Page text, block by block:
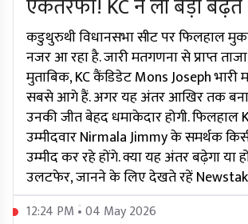
एकतरफा! KC ने ली बड़ी बढ़त
कडुथुरुथी विधानसभा सीट पर फिलहाल
नजर आ रहा है. जारी मतगणना से प्राप्त
मुताबिक, KC कैंडिडेट Mons Joseph
सबसे आगे हैं. अगर यह अंतर आखिर तक बना
उनकी जीत बेहद धमाकेदार होगी. फिलहाल
उम्मीदवार Nirmala Jimmy के समर्थक
उम्मीद कर रहे होंगे. क्या यह अंतर बढ़ेगा या
उलटफेर, जानने के लिए देखते रहें
12:24 PM • 04 May 2026